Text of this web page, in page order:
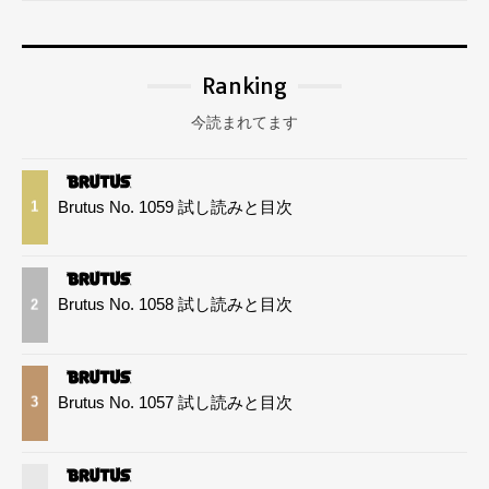
Ranking
今読まれてます
1 Brutus No. 1059 試し読みと目次
2 Brutus No. 1058 試し読みと目次
3 Brutus No. 1057 試し読みと目次